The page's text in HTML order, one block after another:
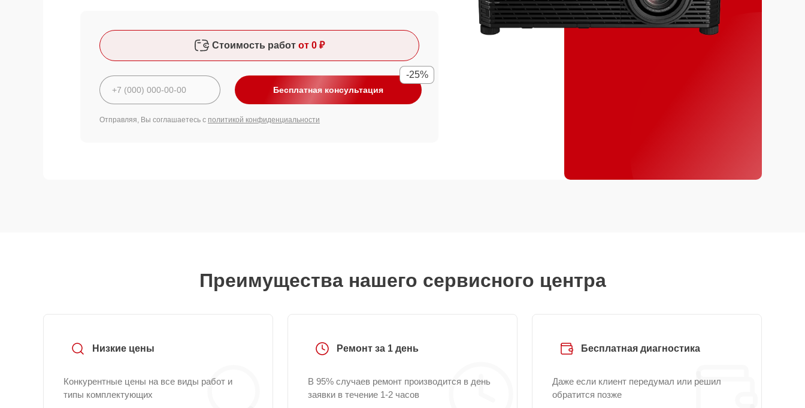
Стоимость работ от 0 ₽
Бесплатная консультация
-25%
Отправляя, Вы соглашаетесь с политикой конфиденциальности
Преимущества нашего сервисного центра
Низкие цены
Конкурентные цены на все виды работ и
типы комплектующих
Ремонт за 1 день
В 95% случаев ремонт производится в день
заявки в течение 1-2 часов
Бесплатная диагностика
Даже если клиент передумал или решил
обратится позже